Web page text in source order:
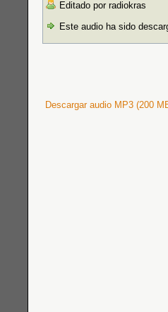
Editado por radiokras
Este audio ha sido
Descargar audio MP3 (200